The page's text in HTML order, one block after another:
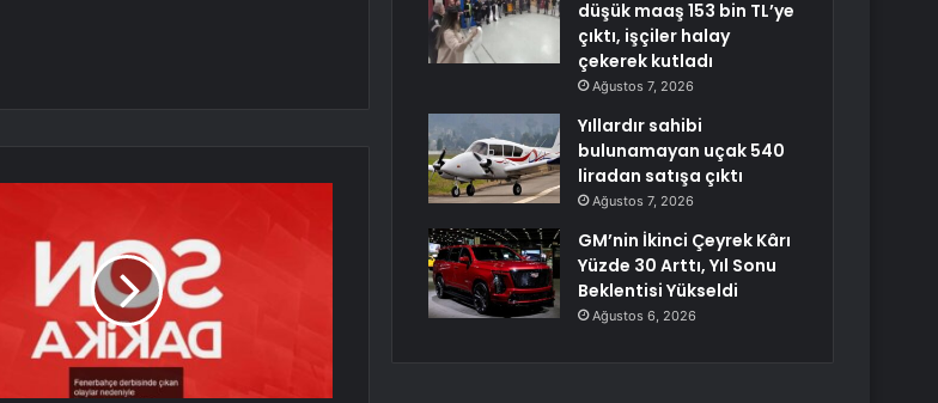
düşük maaş 153 bin TL’ye
çıktı, işçiler halay
çekerek kutladı
Ağustos 7, 2026
Yıllardır sahibi
bulunamayan uçak 540
liradan satışa çıktı
Ağustos 7, 2026
GM’nin İkinci Çeyrek Kârı
Yüzde 30 Arttı, Yıl Sonu
Beklentisi Yükseldi
Ağustos 6, 2026